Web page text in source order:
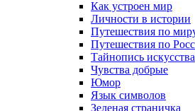
Как устроен мир
Личности в истории
Путешествия по
Путешествия по
Тайнопись искусства
Чувства добрые
Юмор
Язык символов
Зеленая страничка